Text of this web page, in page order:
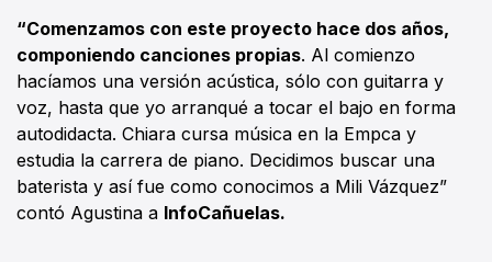
“Comenzamos con este proyecto hace dos años,
componiendo canciones propias. Al comienzo
hacíamos una versión acústica, sólo con guitarra y
voz, hasta que yo arranqué a tocar el bajo en forma
autodidacta. Chiara cursa música en la Empca y
estudia la carrera de piano. Decidimos buscar una
baterista y así fue como conocimos a Mili Vázquez”
contó Agustina a InfoCañuelas.